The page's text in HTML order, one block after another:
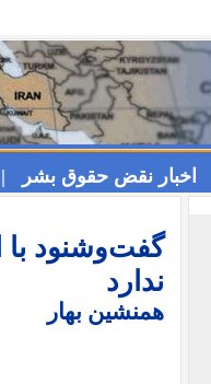
اخبار نقض حقوق بشر |
ندارد
همنشین بهار